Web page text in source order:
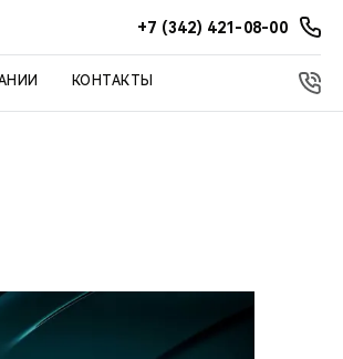
+7 (342) 421-08-00
КОНТАКТЫ